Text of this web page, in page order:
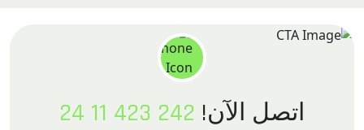
اتصل الآن! 242 423 11 24